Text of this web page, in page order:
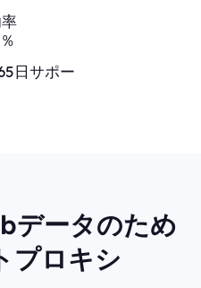
日サポー
データのため
プロキシ